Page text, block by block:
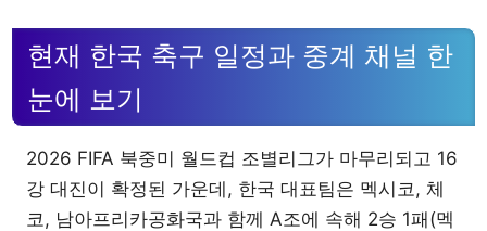
현재 한국 축구 일정과 중계 채널 한
눈에 보기
2026 FIFA 북중미 월드컵 조별리그가 마무리되고 16
강 대진이 확정된 가운데, 한국 대표팀은 멕시코, 체
코, 남아프리카공화국과 함께 A조에 속해 2승 1패(멕